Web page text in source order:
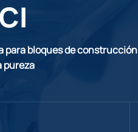
para bloques de construcción
pureza